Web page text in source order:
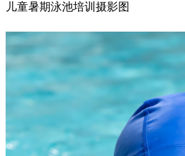
儿童暑期泳池培训摄影图